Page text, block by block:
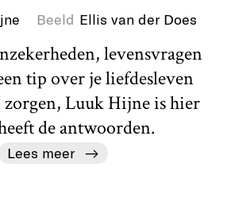
Beeld Ellis van der Does
levensvragen
tip over je liefdesleven
zorgen, Luuk Hijne is hier
de antwoorden.
Lees meer